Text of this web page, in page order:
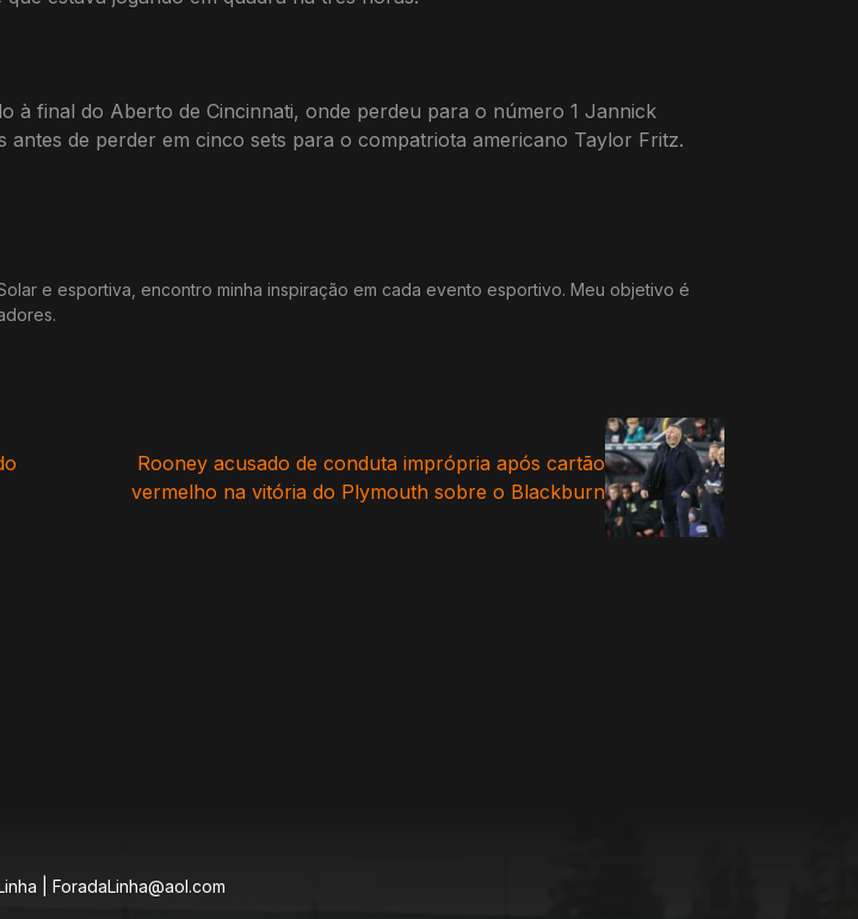
à final do Aberto de Cincinnati, onde perdeu para o número 1 Jannick
de perder em cinco sets para o compatriota americano Taylor Fritz.
e esportiva, encontro minha inspiração em cada evento esportivo. Meu objetivo é
Rooney acusado de conduta imprópria após cartão
vermelho na vitória do Plymouth sobre o Blackburn
| ForadaLinha@aol.com